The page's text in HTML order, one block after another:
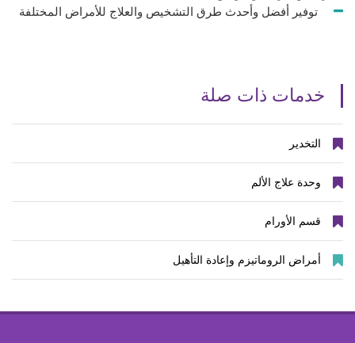
توفير أفضل وأحدث طرق التشخيص والعلاج للأمراض المختلفة
خدمات ذات صلة
التخدير
وحدة علاج الألم
قسم الأورام
أمراض الروماتيزم وإعادة التأهيل